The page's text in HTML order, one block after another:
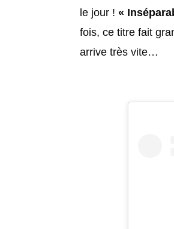
le jour ! «
fois, ce titre fait
arrive très vite…